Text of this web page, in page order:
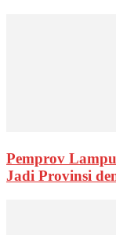
Pemprov
Jadi Provinsi